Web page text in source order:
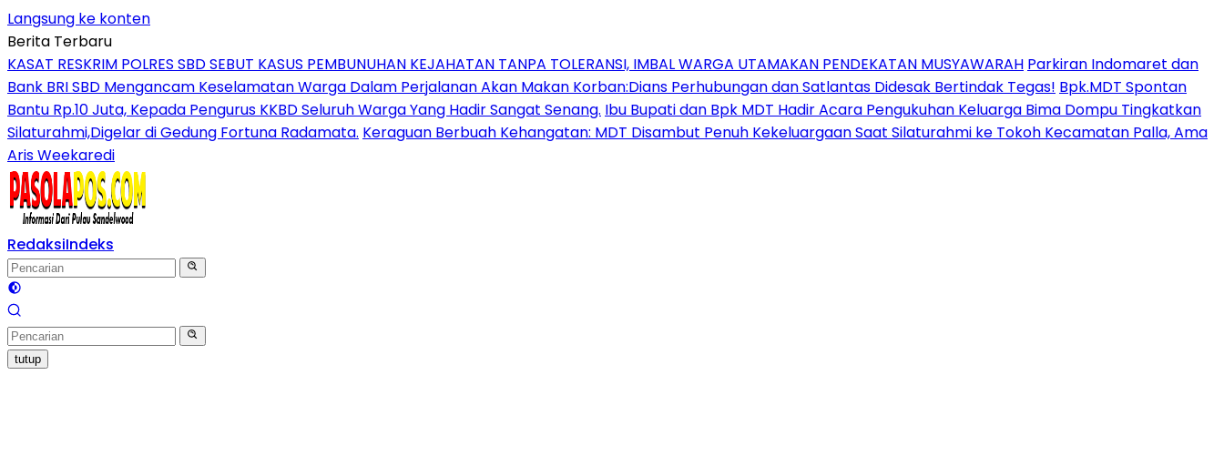
Langsung ke konten
Berita Terbaru
KASAT RESKRIM POLRES SBD SEBUT KASUS PEMBUNUHAN KEJAHATAN TANPA TOLERANSI, IMBAL WARGA UTAMAKAN PENDEKATAN MUSYAWARAH Parkiran Indomaret dan
Bank BRI SBD Mengancam Keselamatan Warga Dalam Perjalanan Akan Makan Korban:Dians Perhubungan dan Satlantas Didesak Bertindak Tegas! Bpk.MDT Spontan
Bantu Rp.10 Juta, Kepada Pengurus KKBD Seluruh Warga Yang Hadir Sangat Senang. Ibu Bupati dan Bpk MDT Hadir Acara Pengukuhan Keluarga Bima Dompu Tingkatkan
Silaturahmi,Digelar di Gedung Fortuna Radamata. Keraguan Berbuah Kehangatan: MDT Disambut Penuh Kekeluargaan Saat Silaturahmi ke Tokoh Kecamatan Palla, Ama
Aris Weekaredi
RedaksiIndeks
tutup